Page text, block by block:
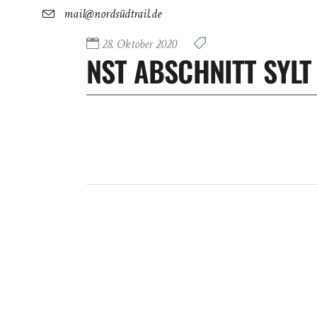
mail@nordsüdtrail.de
28. Oktober 2020
NST ABSCHNITT SYLT